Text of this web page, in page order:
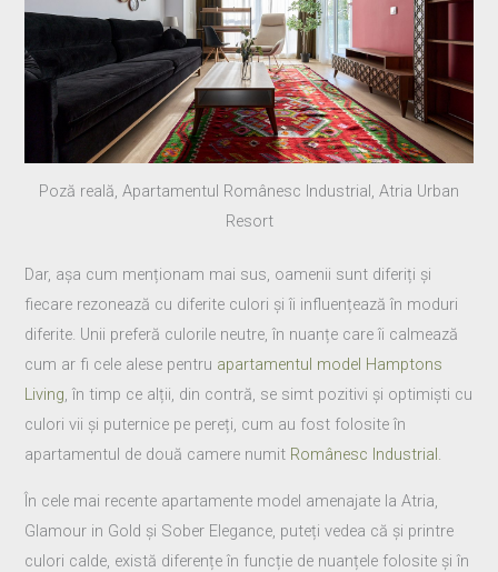
Poză reală, Apartamentul Românesc Industrial, Atria Urban
Resort
Dar, așa cum menționam mai sus, oamenii sunt diferiți și
fiecare rezonează cu diferite culori și îi influențează în moduri
diferite. Unii preferă culorile neutre, în nuanțe care îi calmează
cum ar fi cele alese pentru apartamentul model Hamptons
Living, în timp ce alții, din contră, se simt pozitivi și optimiști cu
culori vii și puternice pe pereți, cum au fost folosite în
apartamentul de două camere numit Românesc Industrial.
În cele mai recente apartamente model amenajate la Atria,
Glamour in Gold și Sober Elegance, puteți vedea că și printre
culori calde, există diferențe în funcție de nuanțele folosite și în